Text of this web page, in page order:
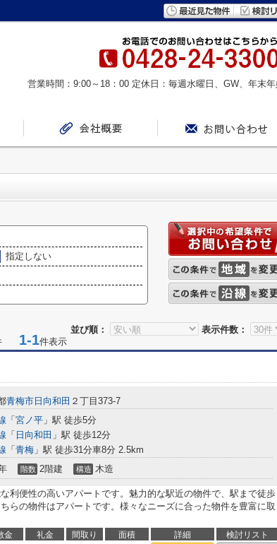
営業時間：9:00～18：00 定休日：毎週水曜日、GW、年末
指定しない
並び順：
表示件数：
1-1件表示
青梅市 日向和田 ２丁目373-7
「 宮ノ平 」駅 徒歩5分
「 日向和田 」駅 徒歩12分
「 青梅 」駅 徒歩31分車8分 2.5km
階数 2階建 構造 木造
利便性の高いアパートです。魅力的な駅近の物件で、駅まで徒歩
らの物件はアパートです。様々なニーズに合った物件を豊富に取
金 礼金 間取り 面積 詳細
検討リスト